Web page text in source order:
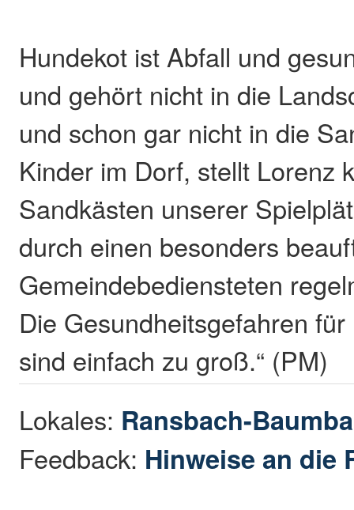
Hundekot ist Abfall und
und gehört nicht in die
und schon gar nicht in die
Kinder im Dorf, stellt Lorenz
Sandkästen unserer
durch einen besonders
Gemeindebediensteten
Die Gesundheitsgefahren
sind einfach zu groß.“ (PM)
Lokales: Ransbach-
Feedback: Hinweise an die